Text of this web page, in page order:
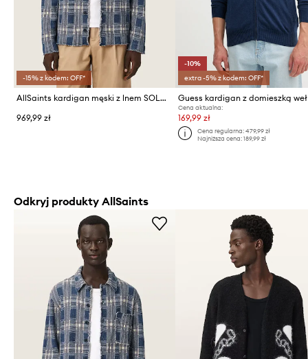
-15% z kodem: OFF*
AllSaints kardigan męski z lnem SOLMAR
969,99 zł
-10%
extra -5% z kodem: OFF*
Cena aktualna:
169,99 zł
Cena regularna: 479,99 zł
Najniższa cena: 189,99 zł
Odkryj produkty AllSaints